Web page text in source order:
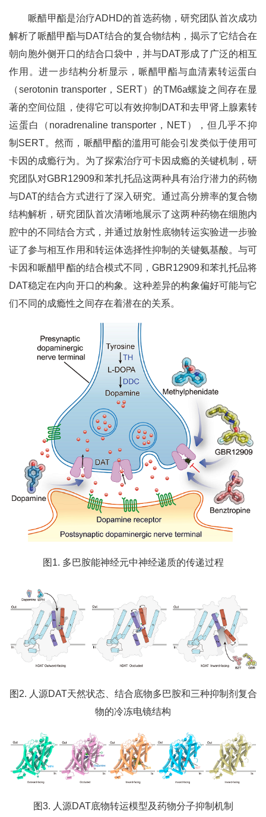
哌醋甲酯是治疗ADHD的首选药物，研究团队首次成功
解析了哌醋甲酯与DAT结合的复合物结构，揭示了它结合在
朝向胞外侧开口的结合口袋中，并与DAT形成了广泛的相互
作用。进一步结构分析显示，哌醋甲酯与血清素转运蛋白
（serotonin transporter，SERT）的TM6a螺旋之间存在显
著的空间位阻，使得它可以有效抑制DAT和去甲肾上腺素转
运蛋白（noradrenaline transporter，NET），但几乎不抑
制SERT。然而，哌醋甲酯的滥用可能会引发类似于使用可
卡因的成瘾行为。为了探索治疗可卡因成瘾的关键机制，研
究团队对GBR12909和苯扎托品这两种具有治疗潜力的药物
与DAT的结合方式进行了深入研究。通过高分辨率的复合物
结构解析，研究团队首次清晰地展示了这两种药物在细胞内
腔中的不同结合方式，并通过放射性底物转运实验进一步验
证了参与相互作用和转运体选择性抑制的关键氨基酸。与可
卡因和哌醋甲酯的结合模式不同，GBR12909和苯扎托品将
DAT稳定在内向开口的构象。这种差异的构象偏好可能与它
们不同的成瘾性之间存在着潜在的关系。
图1. 多巴胺能神经元中神经递质的传递过程
图2. 人源DAT天然状态、结合底物多巴胺和三种抑制剂复合
物的冷冻电镜结构
图3. 人源DAT底物转运模型及药物分子抑制机制